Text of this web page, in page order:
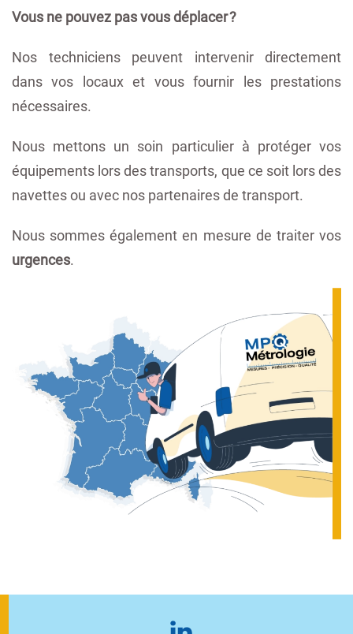
Vous ne pouvez pas vous déplacer ?
Nos techniciens peuvent intervenir directement
dans vos locaux et vous fournir les prestations
nécessaires.
Nous mettons un soin particulier à protéger vos
équipements lors des transports, que ce soit lors des
navettes ou avec nos partenaires de transport.
Nous sommes également en mesure de traiter vos
urgences.